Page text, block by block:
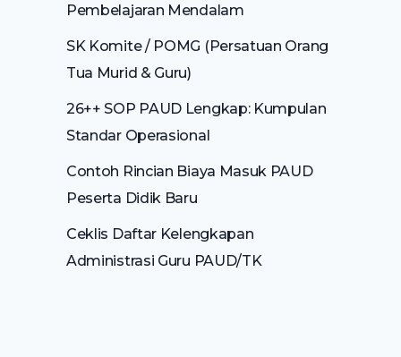
Pembelajaran Mendalam
SK Komite / POMG (Persatuan Orang
Tua Murid & Guru)
26++ SOP PAUD Lengkap: Kumpulan
Standar Operasional
Contoh Rincian Biaya Masuk PAUD
Peserta Didik Baru
Ceklis Daftar Kelengkapan
Administrasi Guru PAUD/TK